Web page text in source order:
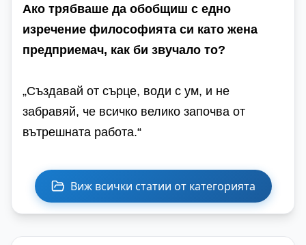
Ако трябваше да обобщиш с едно
изречение философията си като жена
предприемач, как би звучало то?
„Създавай от сърце, води с ум, и не
забравяй, че всичко велико започва от
вътрешната работа.“
Виж всички статии от категорията